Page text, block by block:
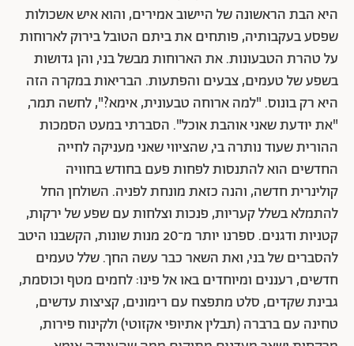
היא הבת הראשונה של היישוב אמירים, והוא איש אשכולות
שפסע בעקבותיה, פותחים את ביתם הטובל בירוק לארוחות
על טהרת הטבעונות. את הארוחות מבשל בני, והן גדושות
בשפע של טעמים, צבעים והפתעות. הבריאות במקרה הזה
היא רק בונוס. "למה ארוחה טבעונית, אימא?", לחשה תמר,
"את יודעת שאני אוהבת אוכל". הסברתי במעט הסמכות
ההורית שעוד נותרה בי, שהציווי שאני מעניקה לחייה
החדשים הוא להתנסות לפחות פעם בחודש בחוויה
קולינרית חדשה, והנה כזאת מונחת לפניה. השולחן החל
להתמלא בשלל קעריות, פנכות וצלחות עם שפע של ירקות,
קטניות ודגנים. ספרנו יותר מ־20 מנות שונות, הקשבנו היטב
להסברים של בני, ואת השאר כבר עשה החך. שלל טעמים
חדשים, רעננים ומיוחדים באו אל פינו: לחמים מטף וכוסמת,
גבינת שקדים, סלט מתפצח עם רימונים, קציצות עדשים,
טחינה עם ברברה (תבלין אתיופי אקזוטי) ולקינוח פירות,